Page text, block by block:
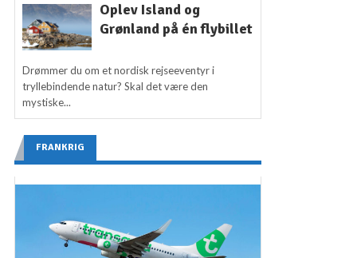
Oplev Island og
Grønland på én flybillet
Drømmer du om et nordisk rejseeventyr i
tryllebindende natur? Skal det være den
mystiske...
FRANKRIG